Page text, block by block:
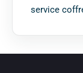
service